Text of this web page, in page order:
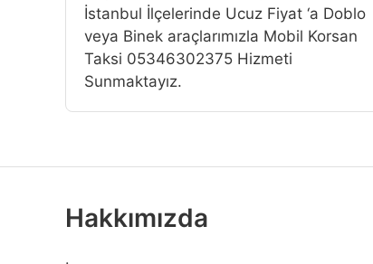
İstanbul İlçelerinde Ucuz Fiyat ‘a Doblo
veya Binek araçlarımızla Mobil Korsan
Taksi 05346302375 Hizmeti
Sunmaktayız.
Hakkımızda